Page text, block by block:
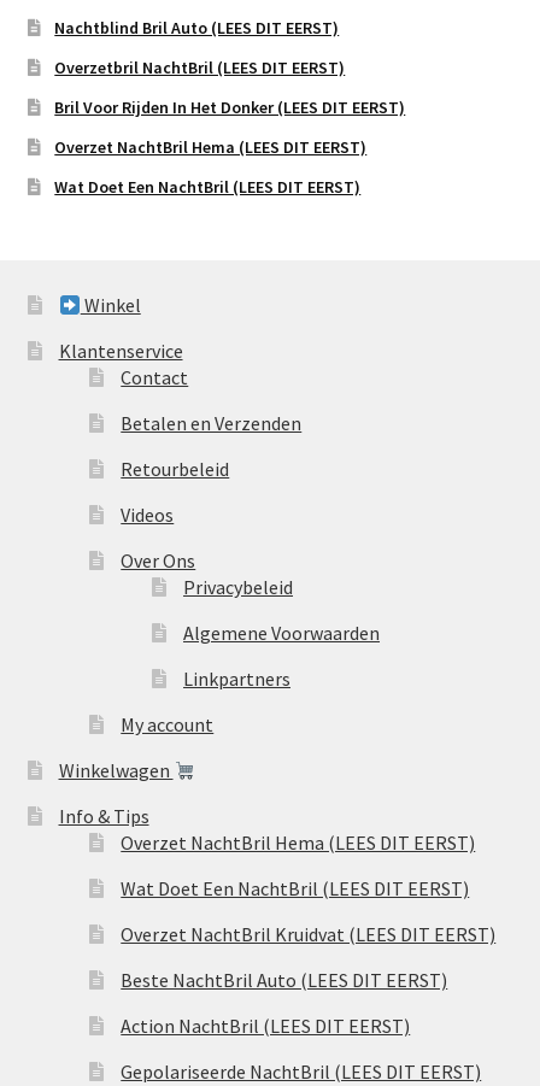
Nachtblind Bril Auto (LEES DIT EERST)
Overzetbril NachtBril (LEES DIT EERST)
Bril Voor Rijden In Het Donker (LEES DIT EERST)
Overzet NachtBril Hema (LEES DIT EERST)
Wat Doet Een NachtBril (LEES DIT EERST)
Winkel
Klantenservice
Contact
Betalen en Verzenden
Retourbeleid
Videos
Over Ons
Privacybeleid
Algemene Voorwaarden
Linkpartners
My account
Winkelwagen
Info & Tips
Overzet NachtBril Hema (LEES DIT EERST)
Wat Doet Een NachtBril (LEES DIT EERST)
Overzet NachtBril Kruidvat (LEES DIT EERST)
Beste NachtBril Auto (LEES DIT EERST)
Action NachtBril (LEES DIT EERST)
Gepolariseerde NachtBril (LEES DIT EERST)